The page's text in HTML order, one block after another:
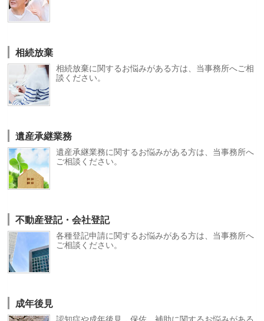
相続放棄
相続放棄に関するお悩みがある方は、当事務所へご相
談ください。
遺産承継業務
遺産承継業務に関するお悩みがある方は、当事務所へ
ご相談ください。
不動産登記・会社登記
各種登記申請に関するお悩みがある方は、当事務所へ
ご相談ください。
成年後見